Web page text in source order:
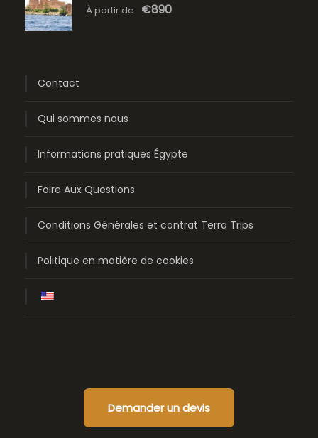
À partir de €890
Contact
Qui sommes nous
Informations pratiques Égypte
Foire Aux Questions
Conditions Générales et contrat Terra Trips
Politique en matière de cookies
Demander un devis